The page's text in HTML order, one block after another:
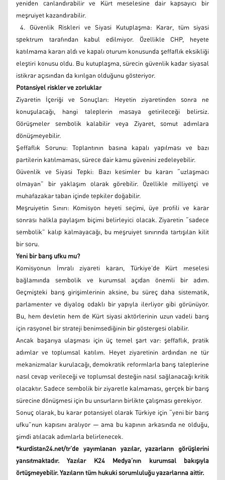
yeniden canlandırabilir ve Kürt meselesine dair kapsayıcı bir
meşruiyet kazandırabilir.
4. Güvenlik Riskleri ve Siyasi Kutuplaşma: Karar, tüm siyasi
spektrum tarafından kabul edilmiyor. Özellikle CHP, heyete
katılmama kararı aldı ve kapalı oturum konusunda şeffaflık eksikliği
eleştiri konusu oldu. Bu kutuplaşma, sürecin güvenlik kadar siyasal
istikrar açısından da kırılgan olduğunu gösteriyor.
Potansiyel riskler ve zorluklar
Ziyaretin İçeriği ve Sonuçları: Heyetin ziyaretinden sonra ne
konuşulacağı, hangi taleplerin masaya getirileceği belirsiz.
Görüşmeler sembolik kalabilir veya Ziyaret, somut adımlara
dönüşmeyebilir.
Şeffaflık Sorunu: Toplantının basına kapalı yapılması ve bazı
partilerin katılmaması, sürece dair kamu güvenini zedeleyebilir.
Güvenlik ve Siyasi Tepki: Bazı kesimler bu kararı “uzlaşmacı
olmayan” bir yaklaşım olarak görebilir. Özellikle milliyetçi ve
muhafazakar taban içinde tepkiler doğabilir.
Meşruiyetin Sınırı: Komisyon heyeti seçimi, üye profili ve karar
sonrası halkla paylaşım biçimi belirleyici olacak. Ziyaretin “sadece
sembolik” kalıp kalmayacağı, bu meşruiyet sınırında tartışılan kilit
bir soru.
Yeni bir barış ufku mu?
Komisyonun İmralı ziyareti kararı, Türkiye’de Kürt meselesi
bağlamında sembolik ve kurumsal açıdan önemli bir adım.
Geçmişteki barış girişimlerinin aksine, bu süreç daha sistematik,
parlamenter ve diyalog odaklı bir yapıyla ilerliyor gibi görünüyor.
Bu, hem devletin hem de Kürt siyasi aktörlerinin uzun vadeli barış
için rasyonel bir strateji benimsediğinin bir göstergesi olabilir.
Ancak başarıya ulaşması için üç temel şart var: şeffaflık, pratik
adımlar ve toplumsal katılım. Heyet ziyaretinin ardından ne tür
mekanizmalar kurulacağı, demokratik reformlarla barış taleplerine
nasıl cevap verileceği ve toplumsal desteğin nasıl sağlanacağı kritik
olacaktır. Sadece sembolik bir ziyaretle kalmaması, gerçek bir barış
sürecine dönüşmesi için bu unsurların birlikte çalışması gerekiyor.
Sonuç olarak, bu karar potansiyel olarak Türkiye için “yeni bir barış
ufku”nun kapısını aralıyor — ama bu kapının arkasında ne olduğu,
şimdi atılacak adımlarla belirlenecek.
*kurdistan24.net/tr’de yayımlanan yazılar, yazarların görüşlerini
yansıtmaktadır. Yazılar K24 Medya’nın kurumsal bakışıyla
örtüşmeyebilir. Yazıların tüm hukuki sorumluluğu yazarlarına aittir.